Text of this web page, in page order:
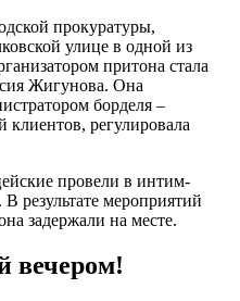
прокуратуры,
улице в одной из
притона стала
Жигунова. Она
борделя –
клиентов, регулировала
провели в интим-
результате мероприятий
задержали на месте.
вечером!